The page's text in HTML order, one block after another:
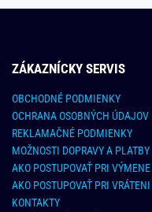
ZÁKAZNÍCKY SERVIS
OBCHODNÉ PODMIENKY
OCHRANA OSOBNÝCH ÚDAJOV
REKLAMAČNÉ PODMIENKY
MOŽNOSTI DOPRAVY A PLATBY
AKO POSTUPOVAŤ PRI VÝMENE
AKO POSTUPOVAŤ PRI VRÁTENI
KONTAKTY